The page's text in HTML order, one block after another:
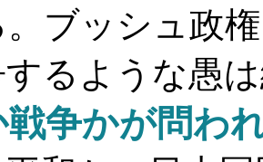
。ブッシュ政
るような愚
争かが問わ